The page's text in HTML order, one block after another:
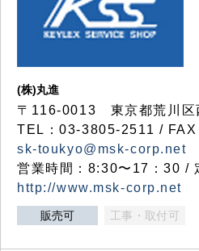
(株)丸進
〒116-0013 東京都荒川区
TEL：03-3805-2511 /
sk-toukyo@msk-corp.net
営業時間：8:30〜17：30 /
http://www.msk-corp.net
販売可 工事・取付可